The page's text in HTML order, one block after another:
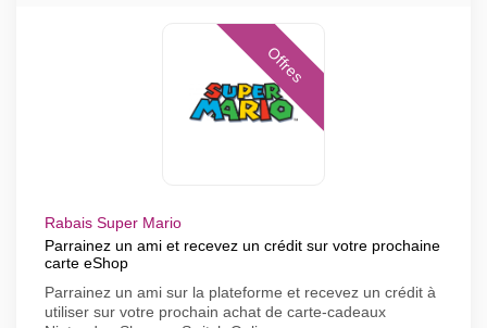
Offres
Rabais Super Mario
Parrainez un ami et recevez un crédit sur votre prochaine
carte eShop
Parrainez un ami sur la plateforme et recevez un crédit à
utiliser sur votre prochain achat de carte-cadeaux